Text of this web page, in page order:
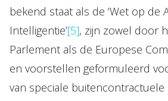
bekend staat als de ‘Wet op de
Intelligentie’[5], zijn zowel door
Parlement als de Europese
en voorstellen geformuleerd
van speciale buitencontractuele